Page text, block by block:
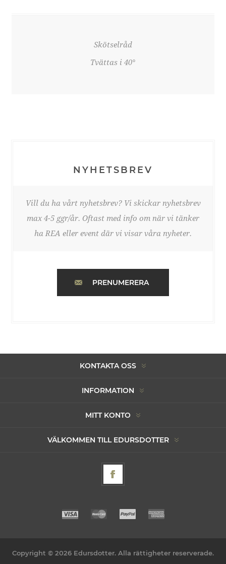
Skötselråd
Tvättas i 40°
NYHETSBREV
Vill du ha vårt nyhetsbrev? Vi skickar nyhetsbrev
max 4-5 ggr/år. Oftast med info om när vi tänker
ha REA eller event där vi visar våra nyheter.
PRENUMERERA
KONTAKTA OSS
INFORMATION
MITT KONTO
VÄLKOMMEN TILL EDURSDOTTER
Copyright © 2026 Edursdotter. Alla rättigheter reserverade.